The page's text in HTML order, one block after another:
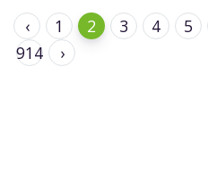
‹ 1 2 3 4 5
914
›